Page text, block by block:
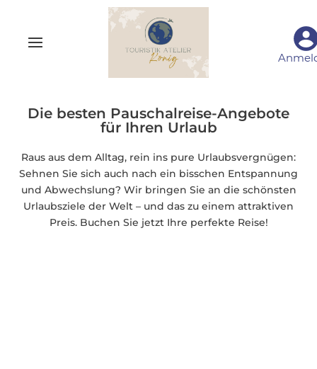
Die besten Pauschalreise-Angebote
für Ihren Urlaub
Raus aus dem Alltag, rein ins pure Urlaubsvergnügen:
Sehnen Sie sich auch nach ein bisschen Entspannung
und Abwechslung? Wir bringen Sie an die schönsten
Urlaubsziele der Welt – und das zu einem attraktiven
Preis. Buchen Sie jetzt Ihre perfekte Reise!